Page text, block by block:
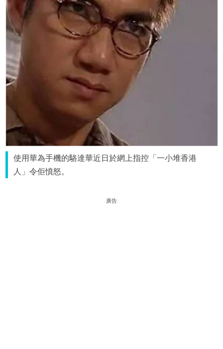
使用華為手機的駱達華近日於網上指控「一小堆香港
人」令佢憤怒。
廣告